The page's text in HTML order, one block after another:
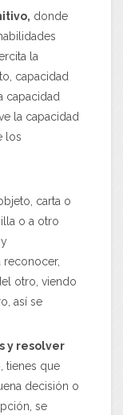
donde
la
capacidad
capacidad
la capacidad
los
carta o
o a otro
reconocer,
otro, viendo
así se
y resolver
tienes que
decisión o
se